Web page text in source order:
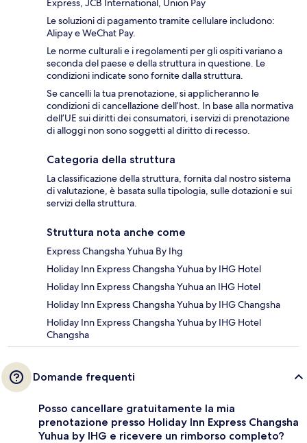
Express, JCB International, Union Pay
Le soluzioni di pagamento tramite cellulare includono:
Alipay e WeChat Pay.
Le norme culturali e i regolamenti per gli ospiti variano a
seconda del paese e della struttura in questione. Le
condizioni indicate sono fornite dalla struttura.
Se cancelli la tua prenotazione, si applicheranno le
condizioni di cancellazione dell’host. In base alla normativa
dell’UE sui diritti dei consumatori, i servizi di prenotazione
di alloggi non sono soggetti al diritto di recesso.
Categoria della struttura
La classificazione della struttura, fornita dal nostro sistema
di valutazione, è basata sulla tipologia, sulle dotazioni e sui
servizi della struttura.
Struttura nota anche come
Express Changsha Yuhua By Ihg
Holiday Inn Express Changsha Yuhua by IHG Hotel
Holiday Inn Express Changsha Yuhua an IHG Hotel
Holiday Inn Express Changsha Yuhua by IHG Changsha
Holiday Inn Express Changsha Yuhua by IHG Hotel
Changsha
Domande frequenti
Posso cancellare gratuitamente la mia
prenotazione presso Holiday Inn Express Changsha
Yuhua by IHG e ricevere un rimborso completo?